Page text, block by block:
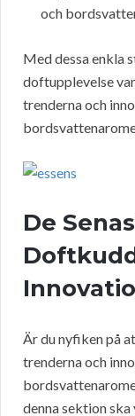
och
Med dessa enkla
doftupplevelse
trenderna och
De
Är du nyfiken på
trenderna och
denna sektion